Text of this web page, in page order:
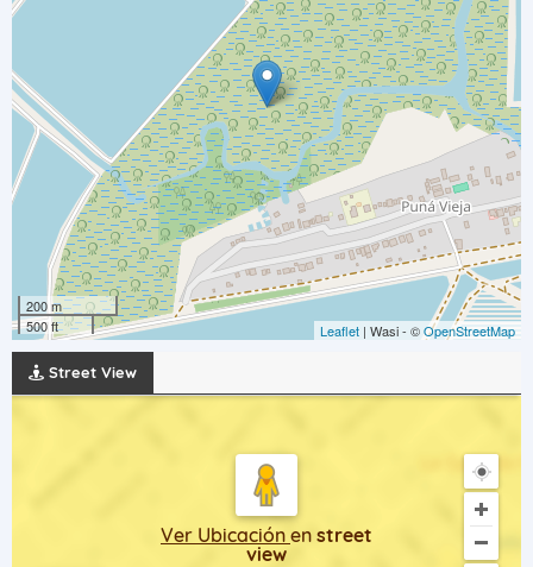
200 m
500 ft
Leaflet | Wasi - ©OpenStreetMap
Street View
Ver Ubicación en street
view